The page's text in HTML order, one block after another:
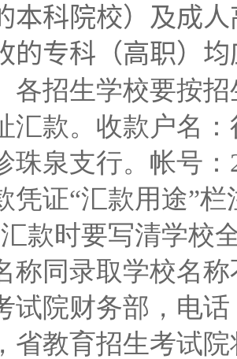
本科院校）及成
的专科（高职）
各招生学校要按
汇款。收款户名
珠泉支行。帐号：
凭证“汇款用途”
款时要写清学校
称同录取学校名
试院财务部，电话
省教育招生考试